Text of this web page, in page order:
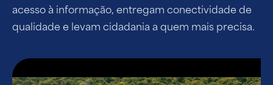
acesso à informação, entregam conectividade de
qualidade e levam cidadania a quem mais precisa.